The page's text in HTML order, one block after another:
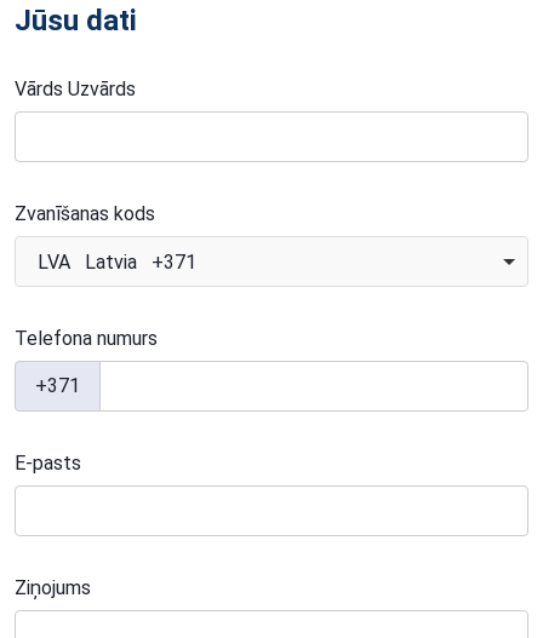
Jūsu dati
Vārds Uzvārds
Zvanīšanas kods
LVA Latvia +371
Telefona numurs
+371
E-pasts
Ziņojums